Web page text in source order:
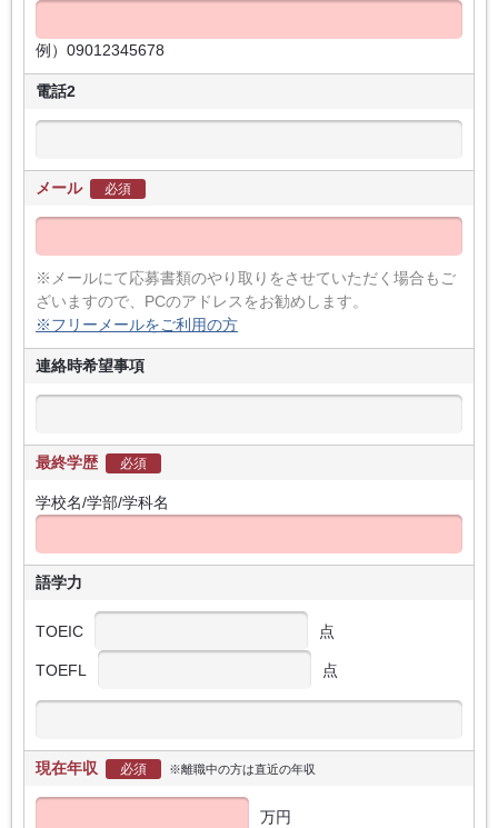
例）09012345678
電話2
メール 必須
※メールにて応募書類のやり取りをさせていただく場合もご
ざいますので、PCのアドレスをお勧めします。
※フリーメールをご利用の方
連絡時希望事項
最終学歴 必須
学校名/学部/学科名
語学力
TOEIC 点
TOEFL 点
現在年収 必須 ※離職中の方は直近の年収
万円